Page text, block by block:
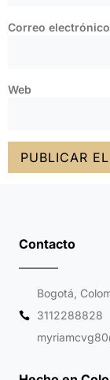
Correo electrónico
Web
Contacto
Bogotá,
3112288828